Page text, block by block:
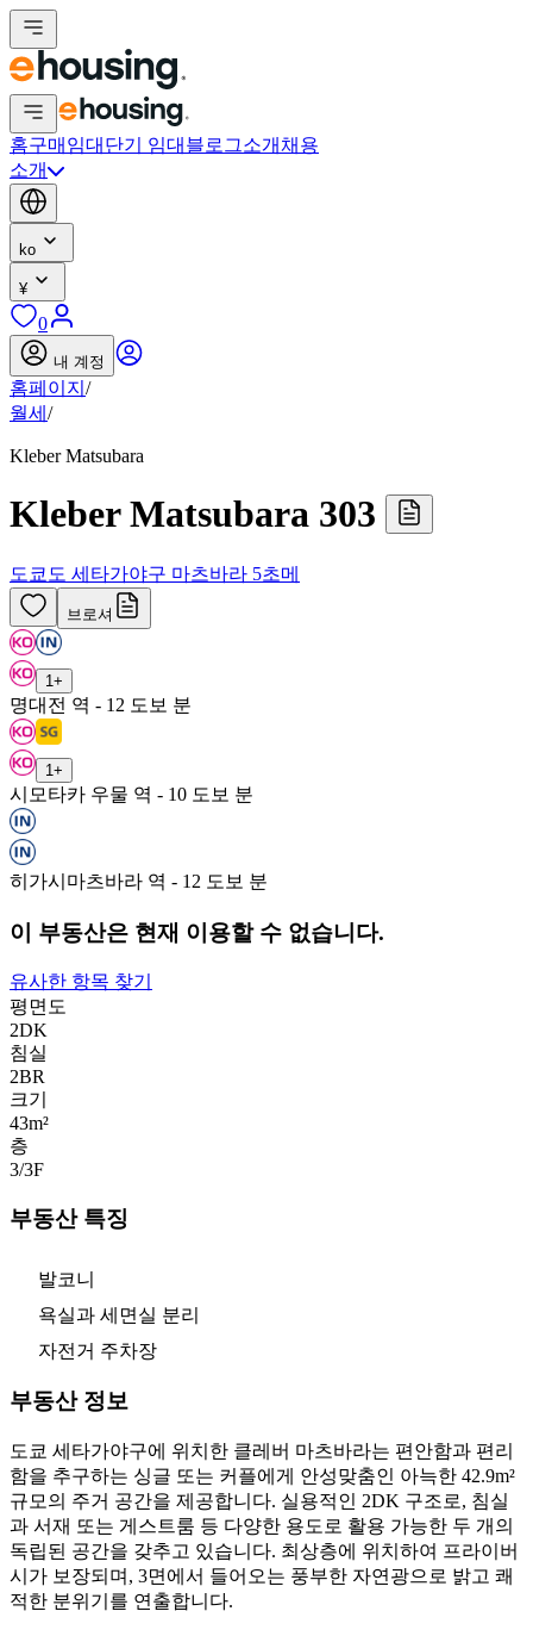
홈구매 임대 단기 임대 블로그소개 채용
소개
ko
¥
0
내 계정
홈페이지 /
월세 /
Kleber Matsubara
Kleber Matsubara 303
도쿄도 세타가야구 마츠바라 5초메
브로셔
1 +
명대전 역 - 12 도보 분
1 +
시모타카 우물 역 - 10 도보 분
히가시마츠바라 역 - 12 도보 분
이 부동산은 현재 이용할 수 없습니다.
유사한 항목 찾기
평면도
2DK
침실
2BR
크기
43m²
층
3/3F
부동산 특징
발코니
욕실과 세면실 분리
자전거 주차장
부동산 정보
도쿄 세타가야구에 위치한 클레버 마츠바라는 편안함과 편리
함을 추구하는 싱글 또는 커플에게 안성맞춤인 아늑한 42.9m²
규모의 주거 공간을 제공합니다. 실용적인 2DK 구조로, 침실
과 서재 또는 게스트룸 등 다양한 용도로 활용 가능한 두 개의
독립된 공간을 갖추고 있습니다. 최상층에 위치하여 프라이버
시가 보장되며, 3면에서 들어오는 풍부한 자연광으로 밝고 쾌
적한 분위기를 연출합니다.